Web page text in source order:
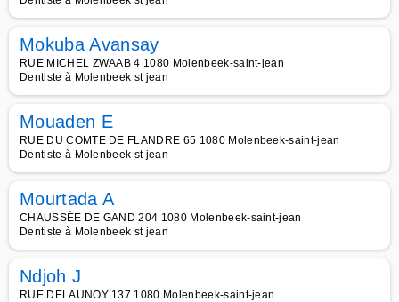
Mokuba Avansay
RUE MICHEL ZWAAB 4 1080 Molenbeek-saint-jean
Dentiste à Molenbeek st jean
Mouaden E
RUE DU COMTE DE FLANDRE 65 1080 Molenbeek-saint-jean
Dentiste à Molenbeek st jean
Mourtada A
CHAUSSÉE DE GAND 204 1080 Molenbeek-saint-jean
Dentiste à Molenbeek st jean
Ndjoh J
RUE DELAUNOY 137 1080 Molenbeek-saint-jean